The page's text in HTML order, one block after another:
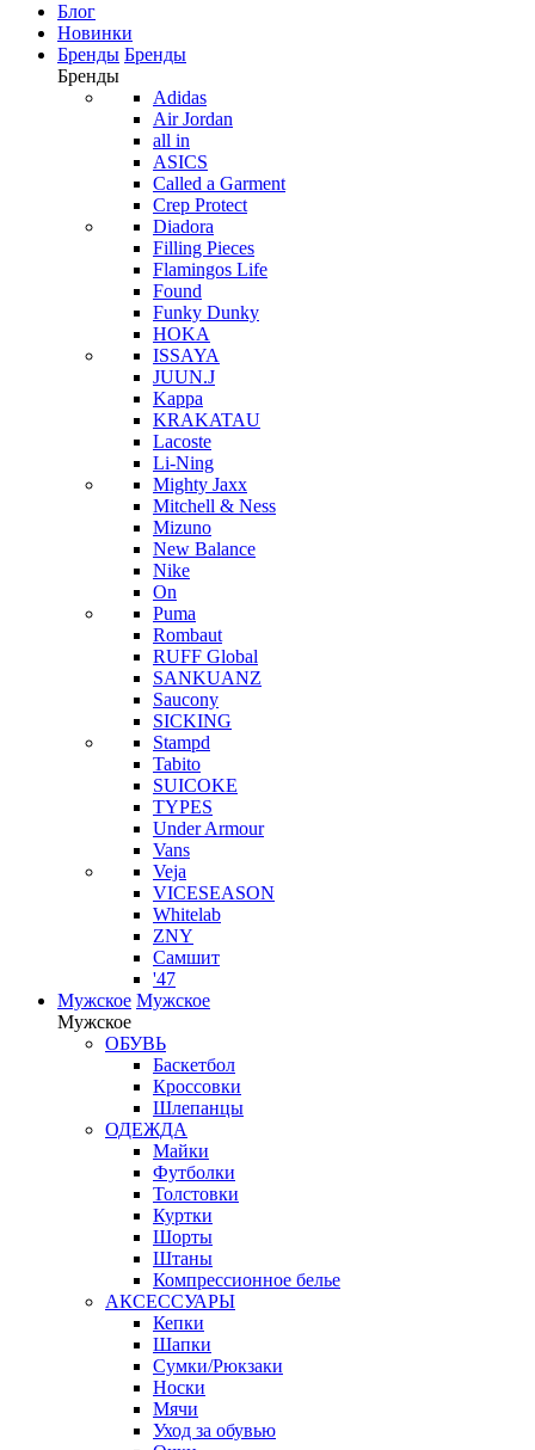
Блог
Новинки
Бренды Бренды
Бренды
Adidas
Air Jordan
all in
ASICS
Called a Garment
Crep Protect
Diadora
Filling Pieces
Flamingos Life
Found
Funky Dunky
HOKA
ISSAYA
JUUN.J
Kappa
KRAKATAU
Lacoste
Li-Ning
Mighty Jaxx
Mitchell & Ness
Mizuno
New Balance
Nike
On
Puma
Rombaut
RUFF Global
SANKUANZ
Saucony
SICKING
Stampd
Tabito
SUICOKE
TYPES
Under Armour
Vans
Veja
VICESEASON
Whitelab
ZNY
Самшит
'47
Мужское Мужское
Мужское
ОБУВЬ
Баскетбол
Кроссовки
Шлепанцы
ОДЕЖДА
Майки
Футболки
Толстовки
Куртки
Шорты
Штаны
Компрессионное белье
АКСЕССУАРЫ
Кепки
Шапки
Сумки/Рюкзаки
Носки
Мячи
Уход за обувью